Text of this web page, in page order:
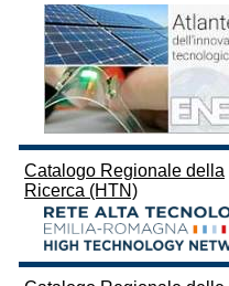
Catalogo Regionale della
Ricerca (HTN)